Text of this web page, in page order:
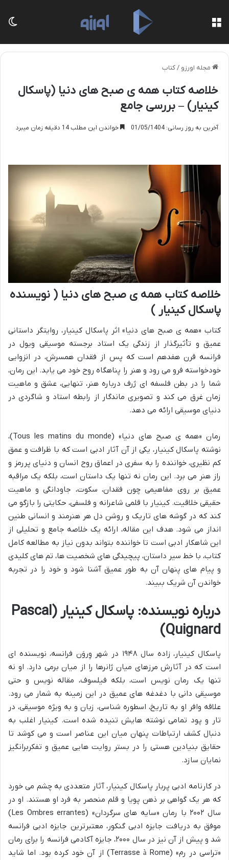
مجله اورزو /کتاب
خلاصه کتاب همه ی صبح های دنیا (پاسکال
کینیار) – بررسی جامع
آخرین به روز رسانی: 01/05/1404 خواندن این مطلب 14 دقیقه زمان میبرد
خلاصه کتاب همه ی صبح های دنیا ( نویسنده
پاسکال کینیار )
کتاب «همه ی صبح های دنیا» اثر پاسکال کینیار، روایتگر داستانی
عمیق و تأثیرگذار از زندگی یک استاد برجسته موسیقی ویول در
فرانسه قرن هفدهم است که پس از فقدان همسرش، در انزوایی
خودخواسته فرو می رود و هنر را پناهگاه روح خود می یابد. این رمان،
شما را در بطن فلسفه ای ژرف درباره هنر، تنهایی، عشق و ماهیت
زمان غرق می کند و تصویری ماندگار از رابطه استاد و شاگردی در
دنیای موسیقی ارائه می دهد.
رمان «همه ی صبح های دنیا» (Tous les matins du monde)،
نوشته پاسکال کینیار، یکی از آن آثار ادبی است که با ظرافت و عمق
کم نظیری، خواننده را به سفری در اعماق روح انسان و دنیای پررمز و
راز هنر می برد. این رمان نه تنها یک داستان است، بلکه یک مراقبه
عمیق بر روی مفاهیمی چون فقدان، سکوت، جاودانگی و ماهیت
حقیقی خلاقیت. کینیار با قلمی شاعرانه و فلسفی، حکایتی را بازگو می
کند که در گوشه های تاریک و روشن دل هر هنرمند و انسانی طنین
انداز می شود. هدف این مقاله، ارائه یک خلاصه جامع و تحلیلی از
این شاهکار ادبی است تا خواننده بتواند بدون نیاز به مطالعه کامل
کتاب، با خط سیر داستان، پیچیدگی های شخصیت ها، تم های کلیدی
و پیام های پنهان آن به طور عمیق آشنا شود و خود را در تجربه
خواندن آن شریک ببیند.
درباره نویسنده: پاسکال کینیار (Pascal
Quignard)
پاسکال کینیار، زاده سال ۱۹۴۸ در شهر وِروَن فرانسه، نویسنده ای
است که در آثارش مرزهای میان ژانرها را از میان برمی دارد. او نه
تنها یک رمان نویس است، بلکه فیلسوف، مقاله نویس و حتی
موسیقی دانی با دغدغه های عمیق در این زمینه به شمار می رود.
علاقه وافر او به تاریخ، اسطوره شناسی، زبان و به ویژه موسیقی، در
تار و پود تمامی نوشته هایش تنیده شده است. کینیار اغلب به
دنبال کشف ارتباطات پنهان میان این عناصر است و می کوشد تا
حقایق بنیادین هستی را در بستر روایت هایی عمیق و تفکربرانگیز
نمایان سازد.
در کارنامه ادبی پربار پاسکال کینیار، آثار متعددی به چشم می خورد
که هر یک گواهی بر ذهن پویا و قلم منحصر به فرد او هستند. او در
سال ۲۰۰۲ با رمان «سایه های سرگردان» (Les Ombres errantes)
موفق به دریافت جایزه ادبی گنکور، معتبرترین جایزه ادبی فرانسه
شد و پیش از آن نیز در سال ۲۰۰۰، جایزه آکادمی فرانسه را برای رمان
«تراسی در رم» (Terrasse à Rome) از آن خود کرده بود. اما شاید